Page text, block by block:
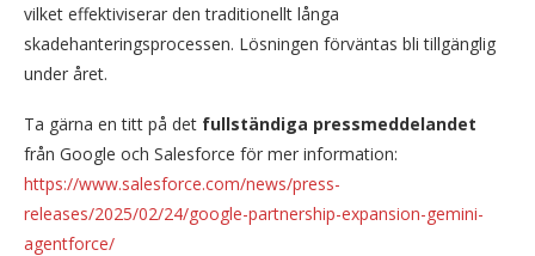
vilket effektiviserar den traditionellt långa
skadehanteringsprocessen. Lösningen förväntas bli tillgänglig
under året.
Ta gärna en titt på det fullständiga pressmeddelandet
från Google och Salesforce för mer information:
https://www.salesforce.com/news/press-
releases/2025/02/24/google-partnership-expansion-gemini-
agentforce/